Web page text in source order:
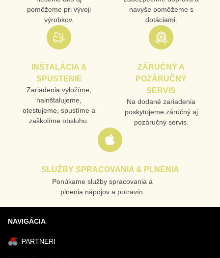
VAŠA OTÁZKA K PRODUKTU
Odoslať
pomôžeme pri vývoji
výrobkov.
navyše pomôžeme s
dotáciami.
INŠTALÁCIA &
SPUSTENIE
Zariadenia vyložíme,
nainštalujeme,
otestujeme, spustíme a
zaškolíme obsluhu.
ZÁRUČNÝ A
POZÁRUČNÝ
SERVIS
Na dodané zariadenia
poskytujeme záručný aj
pozáručný servis.
SLUŽBY SPRACOVANIA & PLNENIA
Ponúkame služby spracovania a
plnenia nápojov a potravín.
NAVIGÁCIA
PARTNERI